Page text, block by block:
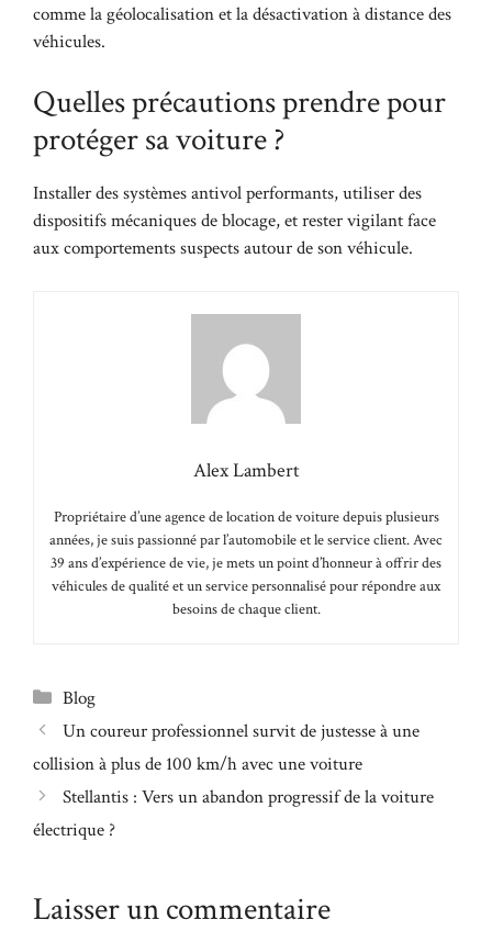
comme la géolocalisation et la désactivation à distance des
véhicules.
Quelles précautions prendre pour
protéger sa voiture ?
Installer des systèmes antivol performants, utiliser des
dispositifs mécaniques de blocage, et rester vigilant face
aux comportements suspects autour de son véhicule.
Alex Lambert
Propriétaire d’une agence de location de voiture depuis plusieurs
années, je suis passionné par l’automobile et le service client. Avec
39 ans d’expérience de vie, je mets un point d’honneur à offrir des
véhicules de qualité et un service personnalisé pour répondre aux
besoins de chaque client.
Catégories
Blog
Un coureur professionnel survit de justesse à une
collision à plus de 100 km/h avec une voiture
Stellantis : Vers un abandon progressif de la voiture
électrique ?
Laisser un commentaire